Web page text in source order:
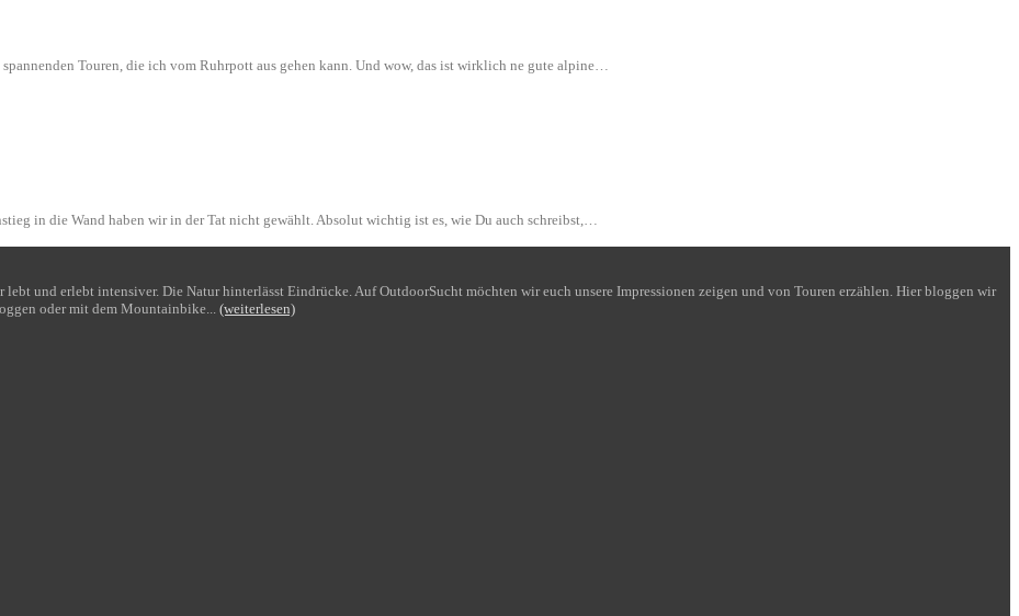
Touren, die ich vom Ruhrpott aus gehen kann. Und wow, das ist wirklich ne gute alpine…
in die Wand haben wir in der Tat nicht gewählt. Absolut wichtig ist es, wie Du auch schreibst,…
und erlebt intensiver. Die Natur hinterlässt Eindrücke. Auf OutdoorSucht möchten wir euch unsere Impressionen zeigen und von Touren erzählen. Hier bloggen wir
oder mit dem Mountainbike... (weiterlesen)